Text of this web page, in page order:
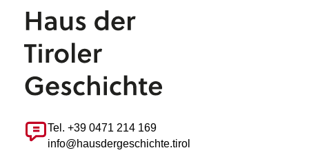
Tel. +39 0471 214 169
info@hausdergeschichte.tirol